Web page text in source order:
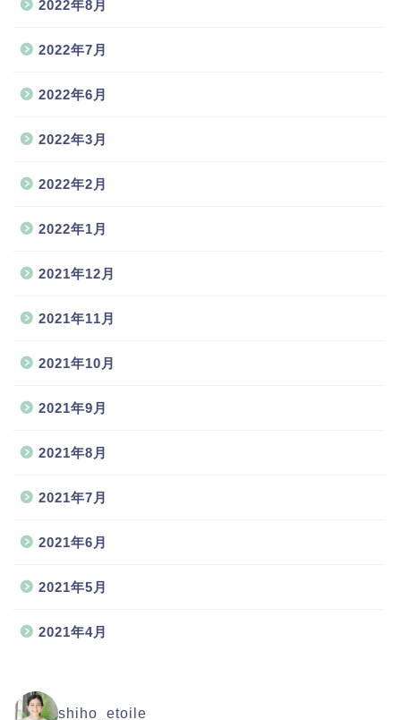
2022年8月
2022年7月
2022年6月
2022年3月
2022年2月
2022年1月
2021年12月
2021年11月
2021年10月
2021年9月
2021年8月
2021年7月
2021年6月
2021年5月
2021年4月
shiho_etoile